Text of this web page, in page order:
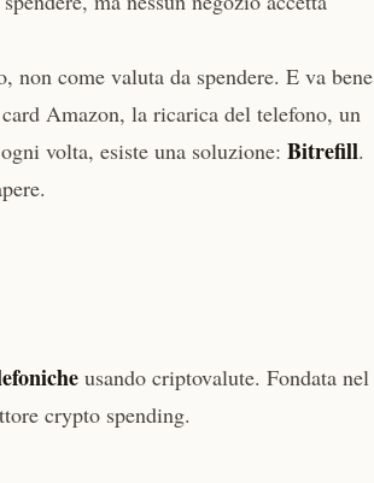
non come valuta da spendere. E va bene
Amazon, la ricarica del telefono, un
volta, esiste una soluzione: Bitrefill.
usando criptovalute. Fondata nel
crypto spending.